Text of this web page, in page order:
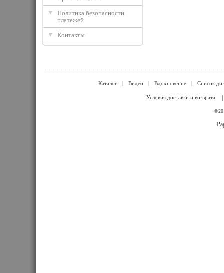
Политика безопасности
платежей
Контакты
Каталог | Видео | Вдохновение | Список
Условия доставки и возврата